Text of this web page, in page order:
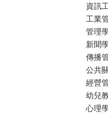
資訊
工業
管理
新聞
傳播
公共
經營
幼兒
心理